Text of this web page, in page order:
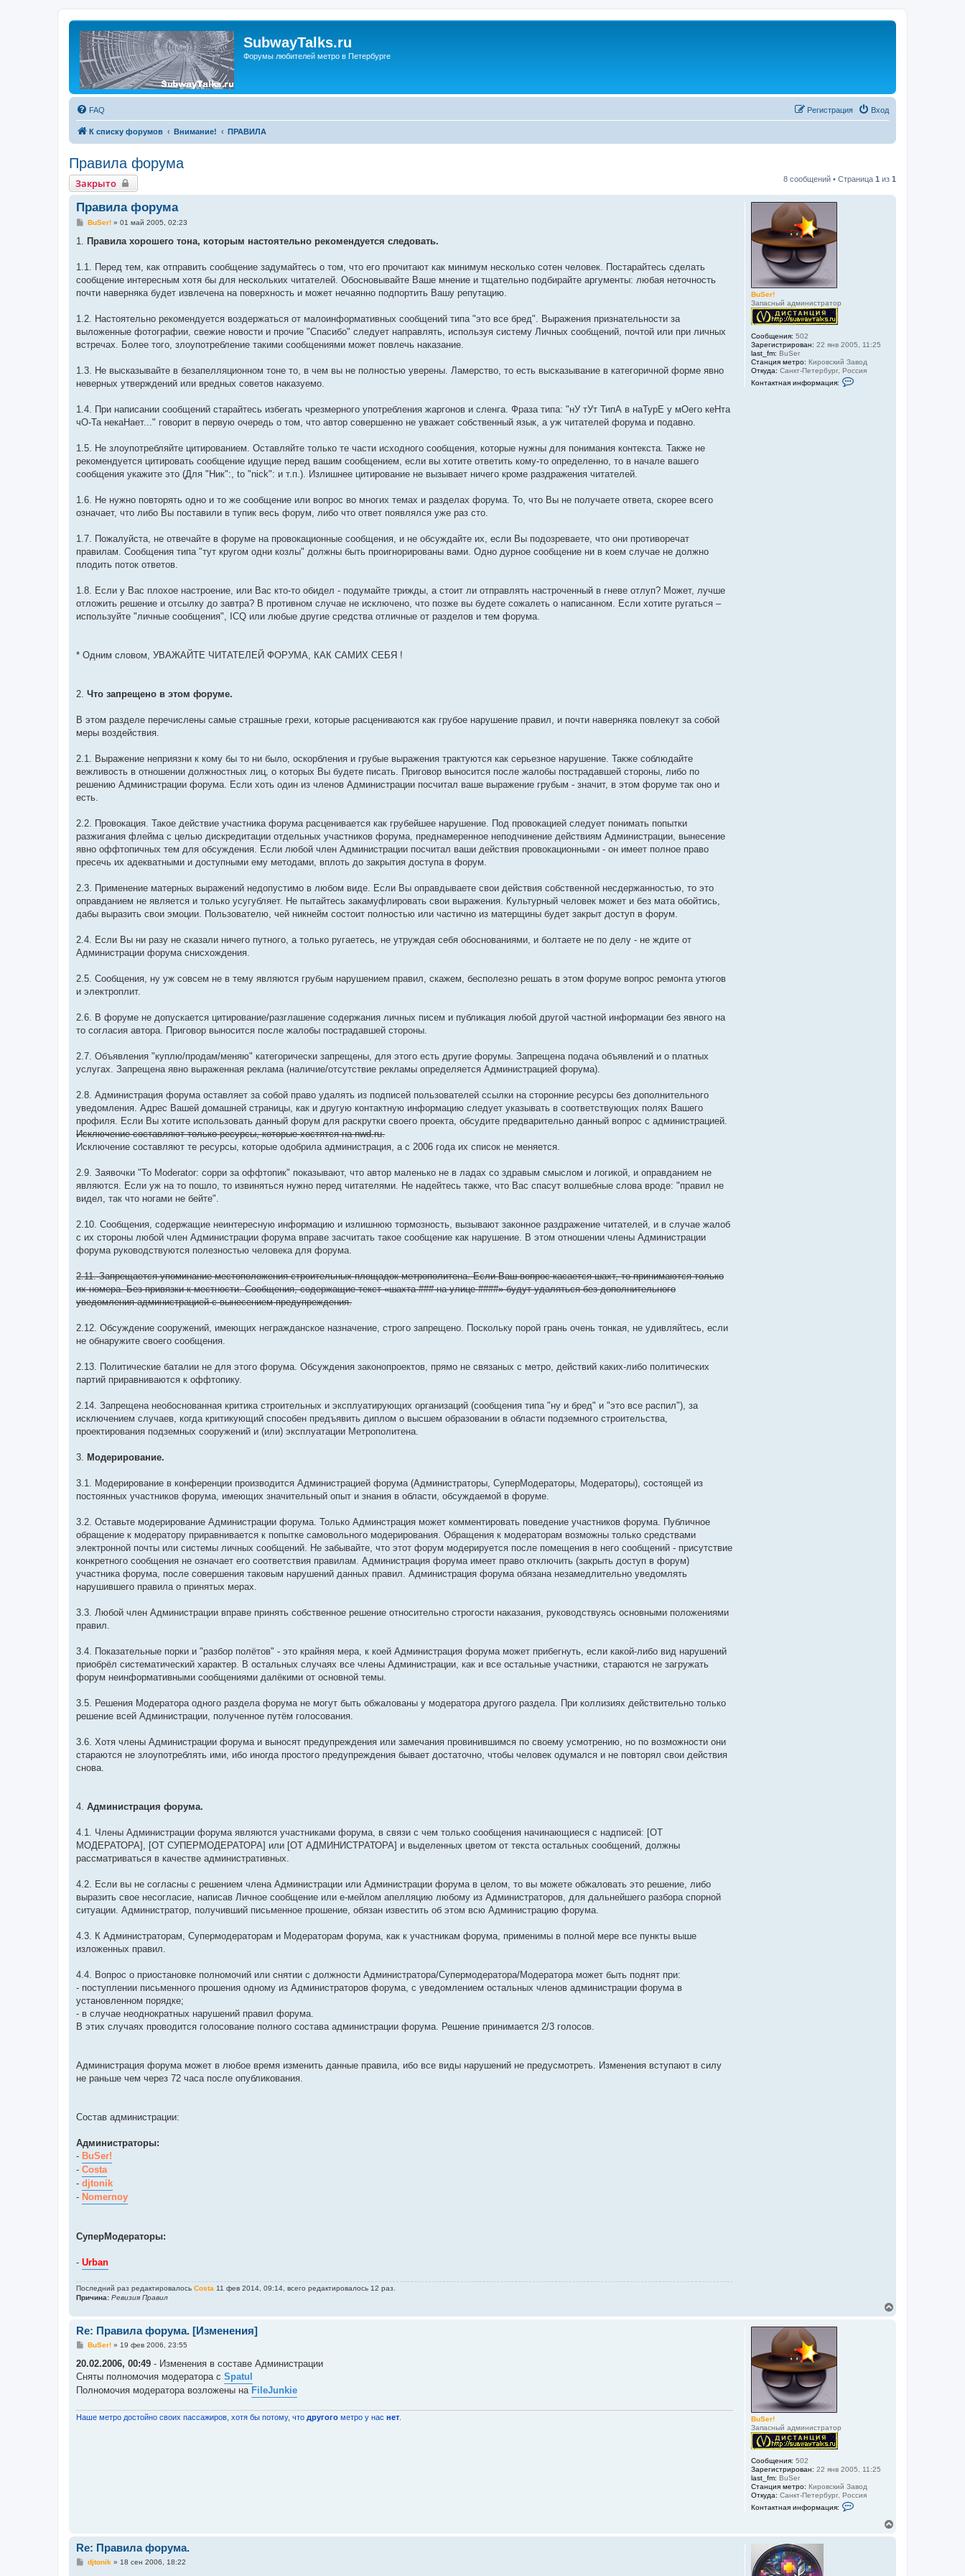
SubwayTalks.ru
Форумы любителей метро в Петербурге
FAQ Вход
Регистрация
К списку форумов Внимание! ПРАВИЛА
Правила форума
Закрыто 8 сообщений • Страница 1 из 1
BuSer!
Запасный администратор
Сообщения: 502
Зарегистрирован: 22 янв 2005, 11:25
last_fm: BuSer
Станция метро: Кировский Завод
Откуда: Санкт-Петербург, Россия
Контактная информация:
Правила форума
С
о
е
и
е
BuSer!» 01 май 2005, 02:23
1. Правила хорошего тона, которым настоятельно рекомендуется следовать.
1.1. Перед тем, как отправить сообщение задумайтесь о том, что его прочитают как минимум несколько сотен человек. Постарайтесь сделать
сообщение интересным хотя бы для нескольких читателей. Обосновывайте Ваше мнение и тщательно подбирайте аргументы: любая неточность
почти наверняка будет извлечена на поверхность и может нечаянно подпортить Вашу репутацию.
1.2. Настоятельно рекомендуется воздержаться от малоинформативных сообщений типа "это все бред". Выражения признательности за
выложенные фотографии, свежие новости и прочие "Спасибо" следует направлять, используя систему Личных сообщений, почтой или при личных
встречах. Более того, злоупотребление такими сообщениями может повлечь наказание.
1.3. Не высказывайте в безапелляционном тоне то, в чем вы не полностью уверены. Ламерство, то есть высказывание в категоричной форме явно
неверных утверждений или вредных советов наказуемо.
1.4. При написании сообщений старайтесь избегать чрезмерного употребления жаргонов и сленга. Фраза типа: "нУ тУт ТипА в наТурЕ у мОего кеНта
чО-Та некаНает..." говорит в первую очередь о том, что автор совершенно не уважает собственный язык, а уж читателей форума и подавно.
1.5. Не злоупотребляйте цитированием. Оставляйте только те части исходного сообщения, которые нужны для понимания контекста. Также не
рекомендуется цитировать сообщение идущие перед вашим сообщением, если вы хотите ответить кому-то определенно, то в начале вашего
сообщения укажите это (Для "Ник":, to "niсk": и т.п.). Излишнее цитирование не вызывает ничего кроме раздражения читателей.
1.6. Не нужно повторять одно и то же сообщение или вопрос во многих темах и разделах форума. То, что Вы не получаете ответа, скорее всего
означает, что либо Вы поставили в тупик весь форум, либо что ответ появлялся уже раз сто.
1.7. Пожалуйста, не отвечайте в форуме на провокационные сообщения, и не обсуждайте их, если Вы подозреваете, что они противоречат
правилам. Сообщения типа "тут кругом одни козлы" должны быть проигнорированы вами. Одно дурное сообщение ни в коем случае не должно
плодить поток ответов.
1.8. Если у Вас плохое настроение, или Вас кто-то обидел - подумайте трижды, а стоит ли отправлять настроченный в гневе отлуп? Может, лучше
отложить решение и отсылку до завтра? В противном случае не исключено, что позже вы будете сожалеть о написанном. Если хотите ругаться –
используйте "личные сообщения", IСQ или любые другие средства отличные от разделов и тем форума.
* Одним словом, УВАЖАЙТЕ ЧИТАТЕЛЕЙ ФОРУМА, КАК САМИХ СЕБЯ !
2. Что запрещено в этом форуме.
В этом разделе перечислены самые страшные грехи, которые расцениваются как грубое нарушение правил, и почти наверняка повлекут за собой
меры воздействия.
2.1. Выражение неприязни к кому бы то ни было, оскорбления и грубые выражения трактуются как серьезное нарушение. Также соблюдайте
вежливость в отношении должностных лиц, о которых Вы будете писать. Приговор выносится после жалобы пострадавшей стороны, либо по
решению Администрации форума. Если хоть один из членов Администрации посчитал ваше выражение грубым - значит, в этом форуме так оно и
есть.
2.2. Провокация. Такое действие участника форума расценивается как грубейшее нарушение. Под провокацией следует понимать попытки
разжигания флейма с целью дискредитации отдельных участников форума, преднамеренное неподчинение действиям Администрации, вынесение
явно оффтопичных тем для обсуждения. Если любой член Администрации посчитал ваши действия провокационными - он имеет полное право
пресечь их адекватными и доступными ему методами, вплоть до закрытия доступа в форум.
2.3. Применение матерных выражений недопустимо в любом виде. Если Вы оправдываете свои действия собственной несдержанностью, то это
оправданием не является и только усугубляет. Не пытайтесь закамуфлировать свои выражения. Культурный человек может и без мата обойтись,
дабы выразить свои эмоции. Пользователю, чей никнейм состоит полностью или частично из матерщины будет закрыт доступ в форум.
2.4. Если Вы ни разу не сказали ничего путного, а только ругаетесь, не утруждая себя обоснованиями, и болтаете не по делу - не ждите от
Администрации форума снисхождения.
2.5. Сообщения, ну уж совсем не в тему являются грубым нарушением правил, скажем, бесполезно решать в этом форуме вопрос ремонта утюгов
и электроплит.
2.6. В форуме не допускается цитирование/разглашение содержания личных писем и публикация любой другой частной информации без явного на
то согласия автора. Приговор выносится после жалобы пострадавшей стороны.
2.7. Объявления "куплю/продам/меняю" категорически запрещены, для этого есть другие форумы. Запрещена подача объявлений и о платных
услугах. Запрещена явно выраженная реклама (наличие/отсутствие рекламы определяется Администрацией форума).
2.8. Администрация форума оставляет за собой право удалять из подписей пользователей ссылки на сторонние ресурсы без дополнительного
уведомления. Адрес Вашей домашней страницы, как и другую контактную информацию следует указывать в соответствующих полях Вашего
профиля. Если Вы хотите использовать данный форум для раскрутки своего проекта, обсудите предварительно данный вопрос с администрацией.
Исключение составляют только ресурсы, которые хостятся на nwd.ru.
Исключение составляют те ресурсы, которые одобрила администрация, а с 2006 года их список не меняется.
2.9. Заявочки "To Moderator: сорри за оффтопик" показывают, что автор маленько не в ладах со здравым смыслом и логикой, и оправданием не
являются. Если уж на то пошло, то извиняться нужно перед читателями. Не надейтесь также, что Вас спасут волшебные слова вроде: "правил не
видел, так что ногами не бейте".
2.10. Сообщения, содержащие неинтересную информацию и излишнюю тормозность, вызывают законное раздражение читателей, и в случае жалоб
с их стороны любой член Администрации форума вправе засчитать такое сообщение как нарушение. В этом отношении члены Администрации
форума руководствуются полезностью человека для форума.
2.11. Запрещается упоминание местоположения строительных площадок метрополитена. Если Ваш вопрос касается шахт, то принимаются только
их номера. Без привязки к местности. Сообщения, содержащие текст «шахта ### на улице ####» будут удаляться без дополнительного
уведомления администрацией с вынесением предупреждения.
2.12. Обсуждение сооружений, имеющих негражданское назначение, строго запрещено. Поскольку порой грань очень тонкая, не удивляйтесь, если
не обнаружите своего сообщения.
2.13. Политические баталии не для этого форума. Обсуждения законопроектов, прямо не связаных с метро, действий каких-либо политических
партий приравниваются к оффтопику.
2.14. Запрещена необоснованная критика строительных и эксплуатирующих организаций (сообщения типа "ну и бред" и "это все распил"), за
исключением случаев, когда критикующий способен предъявить диплом о высшем образовании в области подземного строительства,
проектирования подземных сооружений и (или) эксплуатации Метрополитена.
3. Модерирование.
3.1. Модерирование в конференции производится Администрацией форума (Администраторы, СуперМодераторы, Модераторы), состоящей из
постоянных участников форума, имеющих значительный опыт и знания в области, обсуждаемой в форуме.
3.2. Оставьте модерирование Администрации форума. Только Админстрация может комментировать поведение участников форума. Публичное
обращение к модератору приравнивается к попытке самовольного модерирования. Обращения к модераторам возможны только средствами
электронной почты или системы личных сообщений. Не забывайте, что этот форум модерируется после помещения в него сообщений - присутствие
конкретного сообщения не означает его соответствия правилам. Администрация форума имеет право отключить (закрыть доступ в форум)
участника форума, после совершения таковым нарушений данных правил. Администрация форума обязана незамедлительно уведомлять
нарушившего правила о принятых мерах.
3.3. Любой член Администрации вправе принять собственное решение относительно строгости наказания, руководствуясь основными положениями
правил.
3.4. Показательные порки и "разбор полётов" - это крайняя мера, к коей Администрация форума может прибегнуть, если какой-либо вид нарушений
приобрёл систематический характер. В остальных случаях все члены Администрации, как и все остальные участники, стараются не загружать
форум неинформативными сообщениями далёкими от основной темы.
3.5. Решения Модератора одного раздела форума не могут быть обжалованы у модератора другого раздела. При коллизиях действительно только
решение всей Администрации, полученное путём голосования.
3.6. Хотя члены Администрации форума и выносят предупреждения или замечания провинившимся по своему усмотрению, но по возможности они
стараются не злоупотреблять ими, ибо иногда простого предупреждения бывает достаточно, чтобы человек одумался и не повторял свои действия
снова.
4. Администрация форума.
4.1. Члены Администрации форума являются участниками форума, в связи с чем только сообщения начинающиеся с надписей: [ОТ
МОДЕРАТОРА], [ОТ СУПЕРМОДЕРАТОРА] или [ОТ АДМИНИСТРАТОРА] и выделенных цветом от текста остальных сообщений, должны
рассматриваться в качестве административных.
4.2. Если вы не согласны с решением члена Администрации или Администрации форума в целом, то вы можете обжаловать это решение, либо
выразить свое несогласие, написав Личное сообщение или е-мейлом апелляцию любому из Администраторов, для дальнейшего разбора спорной
ситуации. Администратор, получивший письменное прошение, обязан известить об этом всю Администрацию форума.
4.3. К Администраторам, Супермодераторам и Модераторам форума, как к участникам форума, применимы в полной мере все пункты выше
изложенных правил.
4.4. Вопрос о приостановке полномочий или снятии с должности Администратора/Супермодератора/Модератора может быть поднят при:
- поступлении письменного прошения одному из Администраторов форума, с уведомлением остальных членов администрации форума в
установленном порядке;
- в случае неоднократных нарушений правил форума.
В этих случаях проводится голосование полного состава администрации форума. Решение принимается 2/3 голосов.
Администрация форума может в любое время изменить данные правила, ибо все виды нарушений не предусмотреть. Изменения вступают в силу
не раньше чем через 72 часа после опубликования.
Состав администрации:
Администраторы:
- BuSer!
- Costa
- djtonik
- Nomernoy
СуперМодераторы:
- Urban
Последний раз редактировалось Costa 11 фев 2014, 09:14, всего редактировалось 12 раз.
Причина: Ревизия Правил
BuSer!
Запасный администратор
Сообщения: 502
Зарегистрирован: 22 янв 2005, 11:25
last_fm: BuSer
Станция метро: Кировский Завод
Откуда: Санкт-Петербург, Россия
Контактная информация:
а
Re: Правила форума. [Изменения]
С
о
щ
е
н
е
BuSer!» 19 фев 2006, 23:55
20.02.2006, 00:49 - Изменения в составе Администрации
Сняты полномочия модератора с Spatul
Полномочия модератора возложены на FileJunkie
Наше метро достойно своих пассажиров, хотя бы потому, что другого метро у нас нет
Re: Правила форума.
Сdjtonik» 18 сен 2006, 18:22